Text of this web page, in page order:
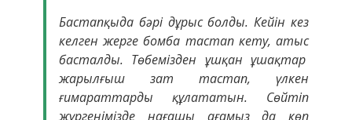
Бастапқыда бәрі дұрыс болды. Кейін кез
келген жерге бомба тастап кету, атыс
басталды. Төбемізден ұшқан ұшақтар
жарылғыш зат тастап, үлкен
ғимараттарды құлататын. Сөйтіп
жүргенімізде нағашы ағамыз да көп